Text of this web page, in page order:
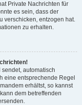
Private Nachrichten für
es sein, dass der
verschicken, entzogen hat.
zu erhalten.
automatisch
eine entsprechende Regel
erhältst, so kannst
dem betreffenden